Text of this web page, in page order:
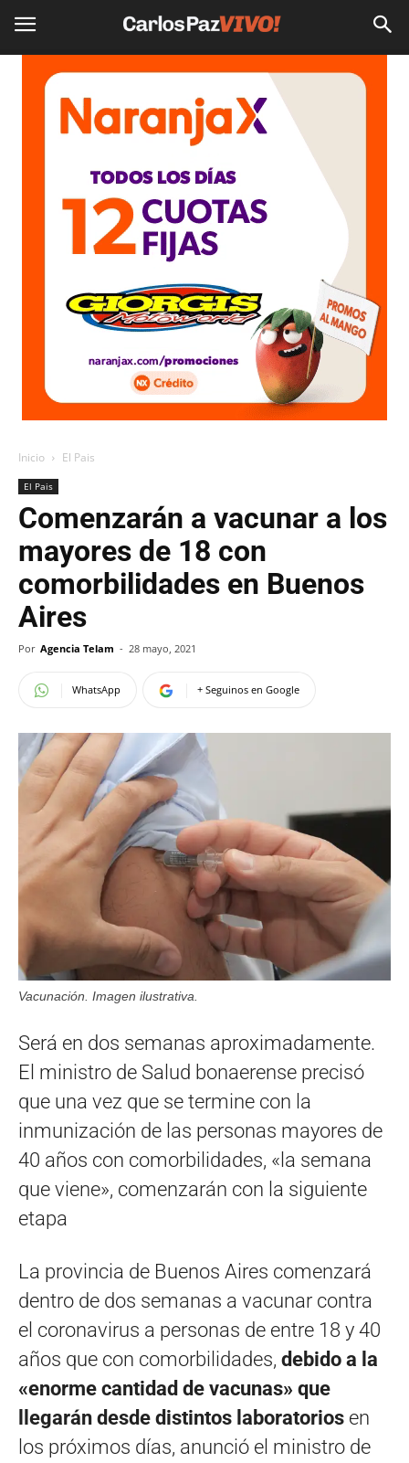
Inicio El Pais
El Pais
Comenzarán a vacunar a los
mayores de 18 con
comorbilidades en Buenos
Aires
Por Agencia Telam - 28 mayo, 2021
WhatsApp + Seguinos en Google
Vacunación. Imagen ilustrativa.
Será en dos semanas aproximadamente.
El ministro de Salud bonaerense precisó
que una vez que se termine con la
inmunización de las personas mayores de
40 años con comorbilidades, «la semana
que viene», comenzarán con la siguiente
etapa
La provincia de Buenos Aires comenzará
dentro de dos semanas a vacunar contra
el coronavirus a personas de entre 18 y 40
años que con comorbilidades, debido a la
«enorme cantidad de vacunas» que
llegarán desde distintos laboratorios en
los próximos días, anunció el ministro de